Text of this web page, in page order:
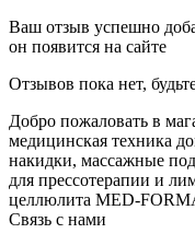
Ваш отзыв успешно
он появится на сайте
Отзывов пока нет,
Добро пожаловать в
медицинская техника
накидки, массажные
для прессотерапии и
целлюлита MED-
Связь с нами